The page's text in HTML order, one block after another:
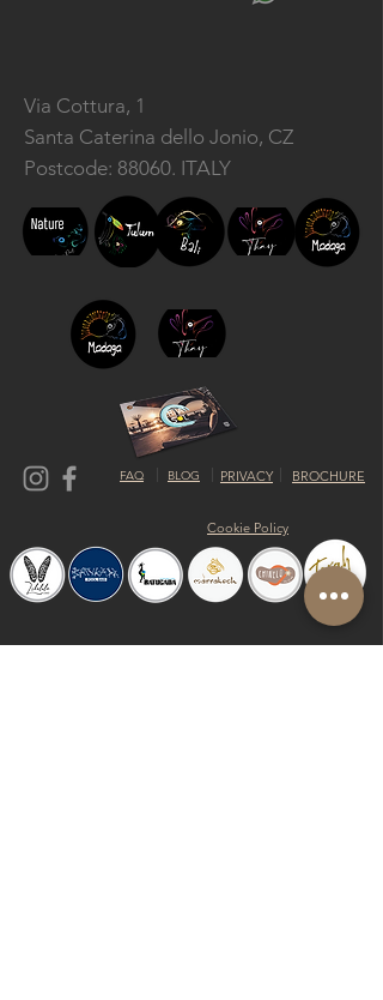
Via Cottura, 1
Santa Caterina dello Jonio, CZ
Postcode: 88060. ITALY
FAQ BLOG PRIVACY BROCHURE
Cookie Policy